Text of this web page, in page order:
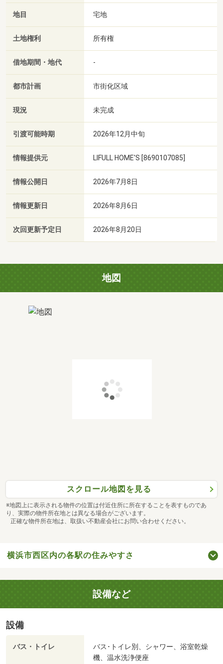
地目 宅地
土地権利 所有権
借地期間・地代 -
都市計画 市街化区域
現況 未完成
引渡可能時期 2026年12月中旬
情報提供元 LIFULL HOME'S [8690107085]
情報公開日 2026年7月8日
情報更新日 2026年8月6日
次回更新予定日 2026年8月20日
地図
スクロール地図を見る
※地図上に表示される物件の位置は付近住所に所在することを表すものであ
り、実際の物件所在地とは異なる場合がございます。
正確な物件所在地は、取扱い不動産会社にお問い合わせください。
横浜市西区内の各駅の住みやすさ
設備など
設備
バス・トイレ
バス･トイレ別、シャワー、浴室乾燥
機、温水洗浄便座